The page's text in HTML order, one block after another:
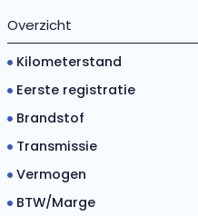
Overzicht
Kilometerstand
Eerste registratie
Brandstof
Transmissie
Vermogen
BTW/Marge